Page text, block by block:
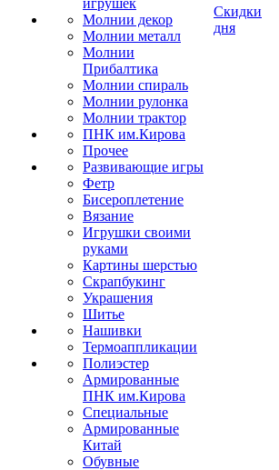
игрушек
Молнии декор
Молнии металл
Молнии
Прибалтика
Молнии спираль
Молнии рулонка
Молнии трактор
ПНК им.Кирова
Прочее
Развивающие игры
Фетр
Бисероплетение
Вязание
Игрушки своими
руками
Картины шерстью
Скрапбукинг
Украшения
Шитье
Нашивки
Термоаппликации
Полиэстер
Армированные
ПНК им.Кирова
Специальные
Армированные
Китай
Обувные
Скидки
дня